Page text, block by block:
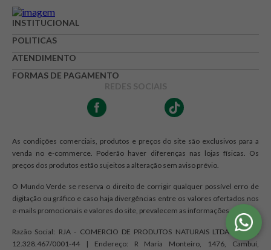
Avalie o produto de 1 até 5 estrelas
★★★
Seu nome
INSTITUCIONAL
POLITICAS
ATENDIMENTO
FORMAS DE PAGAMENTO
REDES SOCIAIS
As condições comerciais, produtos e preços do site são exclusivos para a
venda no e-commerce. Poderão haver diferenças nas lojas físicas. Os
preços dos produtos estão sujeitos a alteração sem aviso prévio.
O Mundo Verde se reserva o direito de corrigir qualquer possível erro de
digitação ou gráfico e caso haja divergências entre os valores ofertados nos
e-mails promocionais e valores do site, prevalecem as informações do site.
Razão Social: RJA - COMERCIO DE PRODUTOS NATURAIS LTDA. | CNPJ:
12.328.467/0001-44 | Endereço: R Maria Monteiro, 1476, Cambuí,